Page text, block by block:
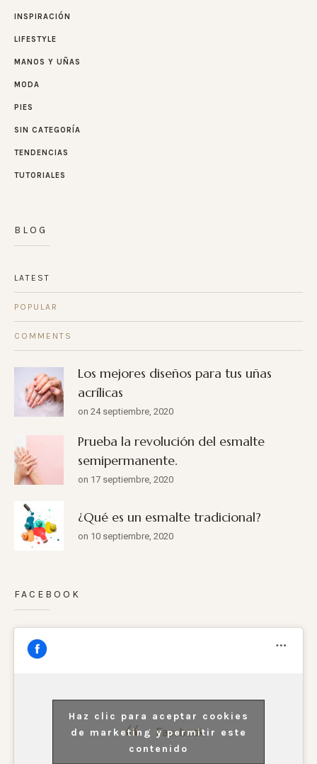
INSPIRACIÓN
LIFESTYLE
MANOS Y UÑAS
MODA
PIES
SIN CATEGORÍA
TENDENCIAS
TUTORIALES
BLOG
LATEST
POPULAR
COMMENTS
Los mejores diseños para tus uñas
acrílicas
on 24 septiembre, 2020
Prueba la revolución del esmalte
semipermanente.
on 17 septiembre, 2020
¿Qué es un esmalte tradicional?
on 10 septiembre, 2020
FACEBOOK
Facebook
Haz clic para aceptar cookies
de marketing y permitir este
contenido